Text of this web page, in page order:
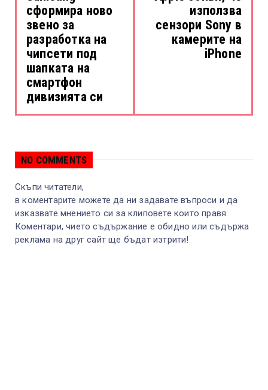
сформира ново
звено за
разработка на
чипсети под
шапката на
смартфон
дивизията си
използва
сензори Sony в
камерите на
iPhone
NO COMMENTS
Скъпи читатели,
в коментарите можете да ни задавате въпроси и да
изказвате мнението си за клиповете които правя.
Коментари, чието съдържание е обидно или съдържа
реклама на друг сайт ще бъдат изтрити!